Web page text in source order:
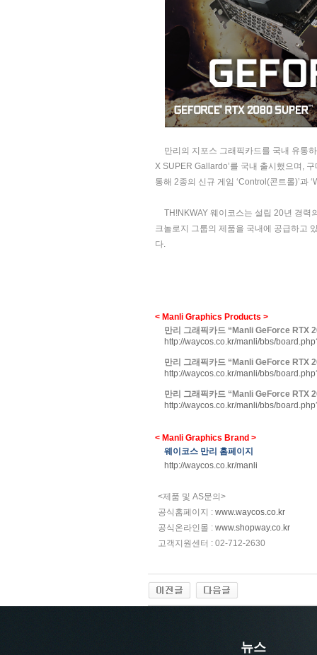
만리의 지포스 그래픽카드를 국내 유통
X SUPER Gallardo’를 국내 출시했으며 , 구
통해 2종의 신규 게임 ‘Control(콘트롤)’과
TH!NKWAY웨이코스는 설립 20년 경력
크놀로지 그룹의 제품을 국내에 공급하고
다.
< Manli Graphics Products >
만리 그래픽카드 “Manli GeForce RTX
http://waycos.co.kr/manli/bbs/
만리 그래픽카드 “Manli GeForce RTX
http://waycos.co.kr/manli/bbs/
만리 그래픽카드 “Manli GeForce RTX
http://waycos.co.kr/manli/bbs/
< Manli Graphics Brand >
웨이코스 만리 홈페이지
http://waycos.co.kr/manli
<제품 및 AS문의 >
공식홈페이지 : www.waycos.co.kr
공식온라인몰 : www.shopway.co.kr
고객지원센터 : 02-712-2630
뉴스